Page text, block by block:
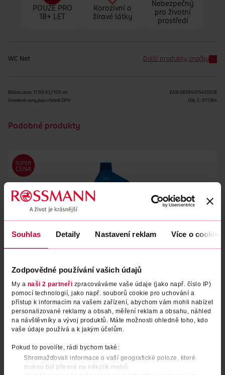
Souhlas Detaily Nastavení reklam Více o cookies
Zodpovědné používání vašich údajů
My a naši 2 partneři zpracováváme vaše údaje (jako např. číslo IP)
pomocí technologií, jako např. souborů cookie pro uchování a
přístup k informacím na vašem zařízení, abychom vám mohli nabízet
personalizované reklamy a obsah, měření reklam a obsahu, náhled
na návštěvníky a vývoj produktů. Máte možnosti ohledně toho, kdo
vaše údaje používá a k jakým účelům.
Pokud to povolíte, rádi bychom také:
Shromažďovali informace o vaší geografické poloze, které
mohou být přesné na několik metrů
POUZE PRO
18+ LET
Korozivní a
žíravé látky
Nebezpečný
pro životní
prostředí
WC Net Další produkty značky
Běžná cena: 11.90 Kč/100 ml
Uvedené ceny jsou včetně DPH
EAN 08594015455518
Obj. č.: 911184
Podobné produkty
Odstraňovač vlasů z odpadu
109 Kč
DO KOŠÍKU